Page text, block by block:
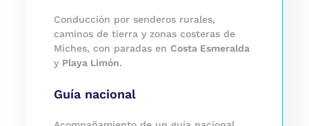
Conducción por senderos rurales,
caminos de tierra y zonas costeras de
Miches, con paradas en Costa Esmeralda
y Playa Limón.
Guía nacional